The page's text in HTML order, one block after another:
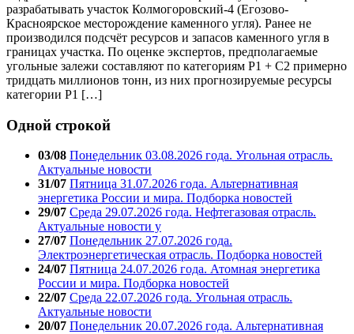
разрабатывать участок Колмогоровский-4 (Егозово-
Красноярское месторождение каменного угля). Ранее не
производился подсчёт ресурсов и запасов каменного угля в
границах участка. По оценке экспертов, предполагаемые
угольные залежи составляют по категориям Р1 + С2 примерно
тридцать миллионов тонн, из них прогнозируемые ресурсы
категории Р1 […]
Одной строкой
03/08 Понедельник 03.08.2026 года. Угольная отрасль.
Актуальные новости
31/07 Пятница 31.07.2026 года. Альтернативная
энергетика России и мира. Подборка новостей
29/07 Среда 29.07.2026 года. Нефтегазовая отрасль.
Актуальные новости у
27/07 Понедельник 27.07.2026 года.
Электроэнергетическая отрасль. Подборка новостей
24/07 Пятница 24.07.2026 года. Атомная энергетика
России и мира. Подборка новостей
22/07 Среда 22.07.2026 года. Угольная отрасль.
Актуальные новости
20/07 Понедельник 20.07.2026 года. Альтернативная